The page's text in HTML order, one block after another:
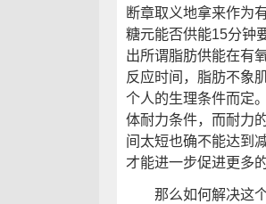
断章取义地拿来作为
糖元能否供能15分钟
出所谓脂肪供能在有
反应时间，脂肪不象
个人的生理条件而定
体耐力条件，而耐力
间太短也确不能达到
才能进一步促进更多
那么如何解决这个